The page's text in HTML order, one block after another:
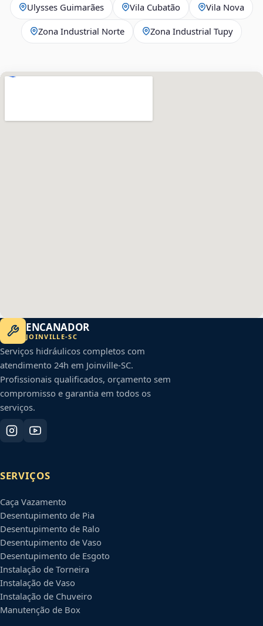
Ulysses Guimarães Vila Cubatão Vila Nova
Zona Industrial Norte Zona Industrial Tupy
ENCANADOR
JOINVILLE-SC
Serviços hidráulicos completos com
atendimento 24h em Joinville-SC.
Profissionais qualificados, orçamento sem
compromisso e garantia em todos os
serviços.
SERVIÇOS
Caça Vazamento
Desentupimento de Pia
Desentupimento de Ralo
Desentupimento de Vaso
Desentupimento de Esgoto
Instalação de Torneira
Instalação de Vaso
Instalação de Chuveiro
Manutenção de Box